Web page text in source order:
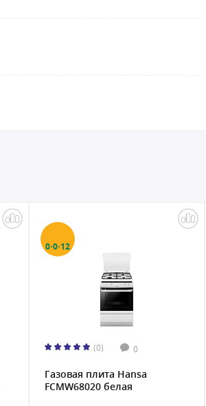
0·0·12
(0) 0
Газовая плита Hansa
FCMW68020 белая